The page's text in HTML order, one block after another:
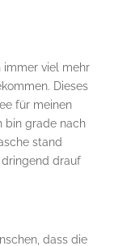
immer viel mehr
Dieses
für meinen
bin grade nach
stand
drauf
dass die